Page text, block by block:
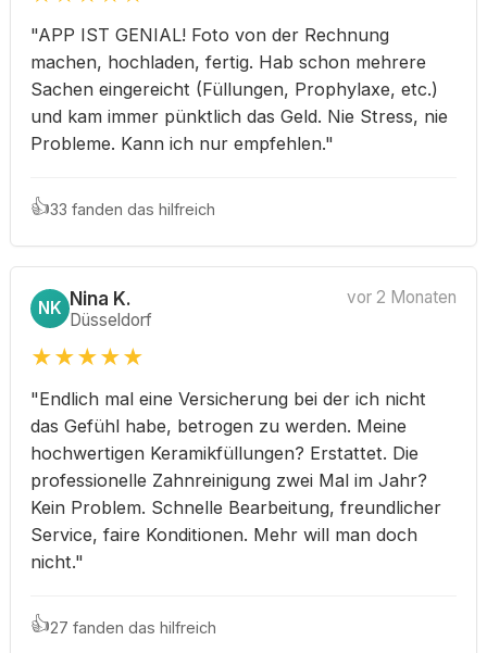
"APP IST GENIAL! Foto von der Rechnung
machen, hochladen, fertig. Hab schon mehrere
Sachen eingereicht (Füllungen, Prophylaxe, etc.)
und kam immer pünktlich das Geld. Nie Stress, nie
Probleme. Kann ich nur empfehlen."
👍33 fanden das hilfreich
NK Nina K.
Düsseldorf
vor 2 Monaten
★★★★★
"Endlich mal eine Versicherung bei der ich nicht
das Gefühl habe, betrogen zu werden. Meine
hochwertigen Keramikfüllungen? Erstattet. Die
professionelle Zahnreinigung zwei Mal im Jahr?
Kein Problem. Schnelle Bearbeitung, freundlicher
Service, faire Konditionen. Mehr will man doch
nicht."
👍27 fanden das hilfreich